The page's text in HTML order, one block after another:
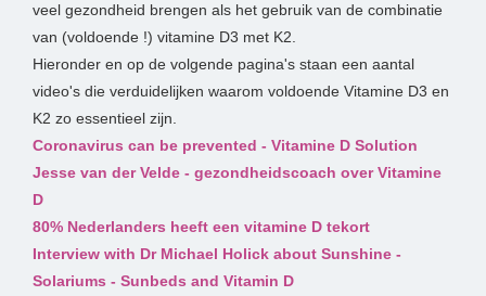
veel gezondheid brengen als het gebruik van de combinatie
van (voldoende !) vitamine D3 met K2.
Hieronder en op de volgende pagina's staan een aantal
video's die verduidelijken waarom voldoende Vitamine D3 en
K2 zo essentieel zijn.
Coronavirus can be prevented - Vitamine D Solution
Jesse van der Velde - gezondheidscoach over Vitamine
D
80% Nederlanders heeft een vitamine D tekort
Interview with Dr Michael Holick about Sunshine -
Solariums - Sunbeds and Vitamin D